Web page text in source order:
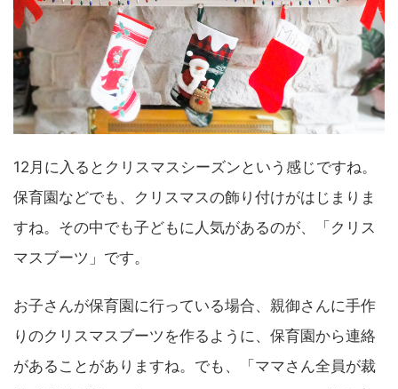
12月に入るとクリスマスシーズンという感じですね。
保育園などでも、クリスマスの飾り付けがはじまりま
すね。その中でも子どもに人気があるのが、「クリス
マスブーツ」です。
お子さんが保育園に行っている場合、親御さんに手作
りのクリスマスブーツを作るように、保育園から連絡
があることがありますね。でも、「ママさん全員が裁